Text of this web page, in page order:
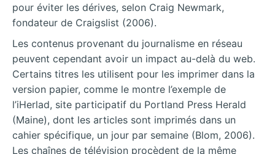
pour éviter les dérives, selon Craig Newmark,
fondateur de Craigslist (2006).
Les contenus provenant du journalisme en réseau
peuvent cependant avoir un impact au-delà du web.
Certains titres les utilisent pour les imprimer dans la
version papier, comme le montre l’exemple de
l’iHerlad, site participatif du Portland Press Herald
(Maine), dont les articles sont imprimés dans un
cahier spécifique, un jour par semaine (Blom, 2006).
Les chaînes de télévision procèdent de la même